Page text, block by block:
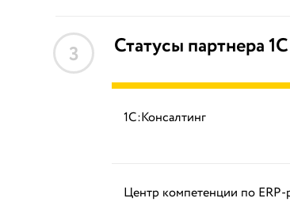
3 Статусы партнера 1С
1С:Консалтинг
Центр компетенции по